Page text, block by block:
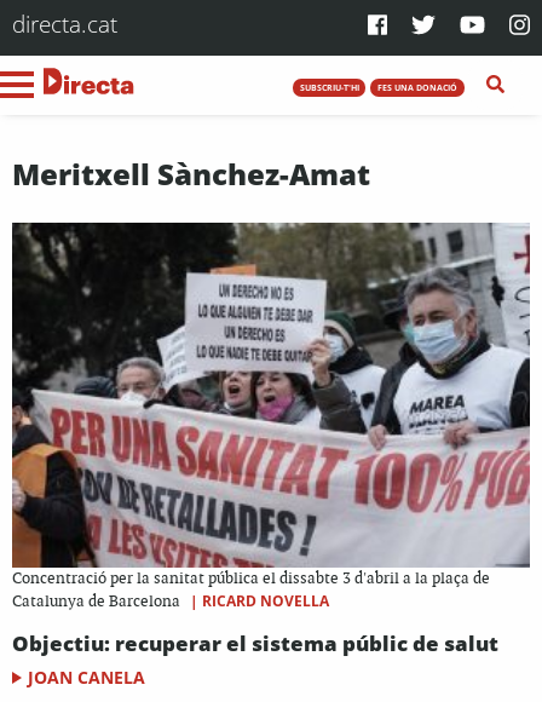
directa.cat
SUBSCRIU-T'HI FES UNA DONACIÓ
Meritxell Sànchez-Amat
Concentració per la sanitat pública el dissabte 3 d'abril a la plaça de
Catalunya de Barcelona
| RICARD NOVELLA
Objectiu: recuperar el sistema públic de salut
JOAN CANELA